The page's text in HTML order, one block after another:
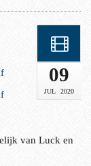
09
JUL 2020
van Luck en